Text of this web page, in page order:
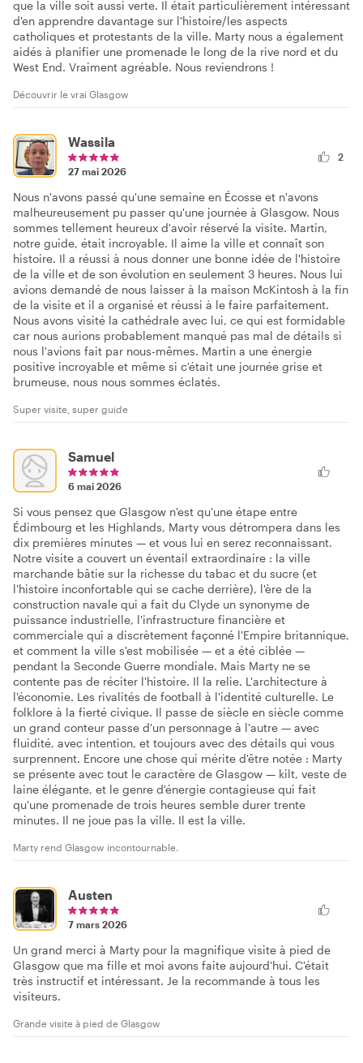
que la ville soit aussi verte. Il était particulièrement intéressant
d'en apprendre davantage sur l'histoire/les aspects
catholiques et protestants de la ville. Marty nous a également
aidés à planifier une promenade le long de la rive nord et du
West End. Vraiment agréable. Nous reviendrons !
Découvrir le vrai Glasgow
Wassila
27 mai 2026
2
Nous n'avons passé qu'une semaine en Écosse et n'avons
malheureusement pu passer qu'une journée à Glasgow. Nous
sommes tellement heureux d'avoir réservé la visite. Martin,
notre guide, était incroyable. Il aime la ville et connaît son
histoire. Il a réussi à nous donner une bonne idée de l'histoire
de la ville et de son évolution en seulement 3 heures. Nous lui
avions demandé de nous laisser à la maison McKintosh à la fin
de la visite et il a organisé et réussi à le faire parfaitement.
Nous avons visité la cathédrale avec lui, ce qui est formidable
car nous aurions probablement manqué pas mal de détails si
nous l'avions fait par nous-mêmes. Martin a une énergie
positive incroyable et même si c'était une journée grise et
brumeuse, nous nous sommes éclatés.
Super visite, super guide
Samuel
6 mai 2026
Si vous pensez que Glasgow n'est qu'une étape entre
Édimbourg et les Highlands, Marty vous détrompera dans les
dix premières minutes — et vous lui en serez reconnaissant.
Notre visite a couvert un éventail extraordinaire : la ville
marchande bâtie sur la richesse du tabac et du sucre (et
l'histoire inconfortable qui se cache derrière), l'ère de la
construction navale qui a fait du Clyde un synonyme de
puissance industrielle, l'infrastructure financière et
commerciale qui a discrètement façonné l'Empire britannique,
et comment la ville s'est mobilisée — et a été ciblée —
pendant la Seconde Guerre mondiale. Mais Marty ne se
contente pas de réciter l'histoire. Il la relie. L'architecture à
l'économie. Les rivalités de football à l'identité culturelle. Le
folklore à la fierté civique. Il passe de siècle en siècle comme
un grand conteur passe d'un personnage à l'autre — avec
fluidité, avec intention, et toujours avec des détails qui vous
surprennent. Encore une chose qui mérite d'être notée : Marty
se présente avec tout le caractère de Glasgow — kilt, veste de
laine élégante, et le genre d'énergie contagieuse qui fait
qu'une promenade de trois heures semble durer trente
minutes. Il ne joue pas la ville. Il est la ville.
Marty rend Glasgow incontournable.
Austen
7 mars 2026
Un grand merci à Marty pour la magnifique visite à pied de
Glasgow que ma fille et moi avons faite aujourd'hui. C'était
très instructif et intéressant. Je la recommande à tous les
visiteurs.
Grande visite à pied de Glasgow